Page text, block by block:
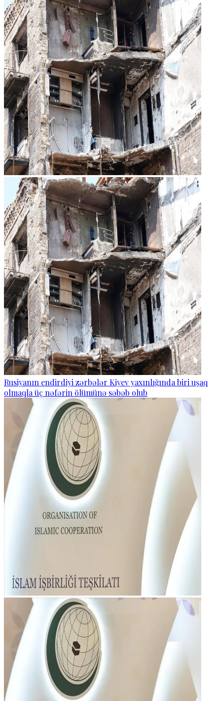
Rusiyanın endirdiyi zərbələr Kiyev yaxınlığında biri uşaq
olmaqla üç nəfərin ölümünə səbəb olub